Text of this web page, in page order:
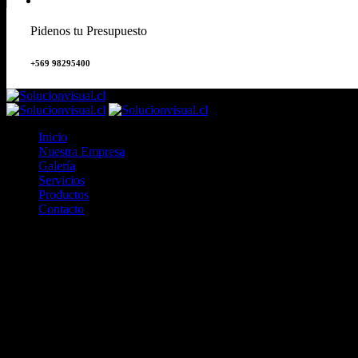
+569 98295400
Pidenos tu Presupuesto
Inicio
Nuestra Empresa
Galería
Servicios
Productos
Contacto